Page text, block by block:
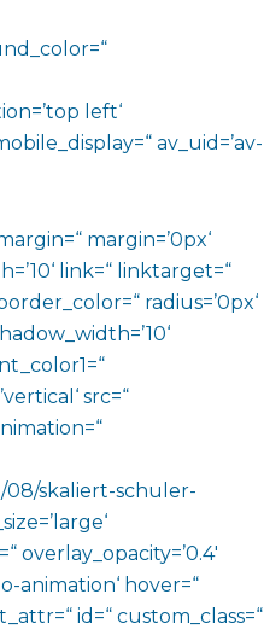
left‘
av_uid=’av-
margin=’0px‘
link=“ linktarget=“
radius=’0px‘
src=“
08/skaliert-schuler-
overlay_opacity=’0.4′
animation‘ hover=“
id=“ custom_class=“